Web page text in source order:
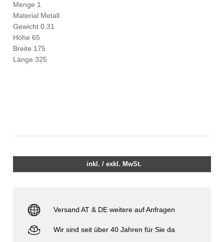
Menge 1
Material Metall
Gewicht 0.31
Höhe 65
Breite 175
Länge 325
inkl. / exkl. MwSt.
Versand AT & DE weitere auf Anfragen
Wir sind seit über 40 Jahren für Sie da